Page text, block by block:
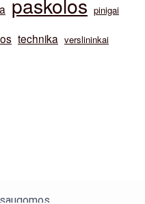
pinigai
technika verslininkai